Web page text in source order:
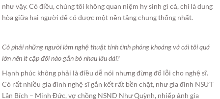
như vậy. Có điều, chúng tôi không quan niệm hy sinh gì cả, chỉ là dung
hòa giữa hai người để có được một nền tảng chung thống nhất.
Có phải những người làm nghệ thuật tính tình phóng khoáng và cái tôi quá
lớn nên ít cặp đôi nào gắn bó nhau lâu dài?
Hạnh phúc không phải là điều dễ nói nhưng đừng đổ lỗi cho nghệ sĩ.
Có rất nhiều gia đình nghệ sĩ gắn kết rất bền chặt, như gia đình NSƯT
Lân Bích – Minh Đức, vợ chồng NSND Như Quỳnh, nhiếp ảnh gia